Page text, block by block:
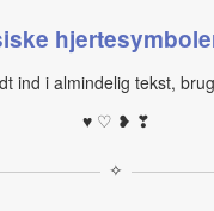
ind i almindelig tekst,
♥ ♡ ❥ ❣
✧